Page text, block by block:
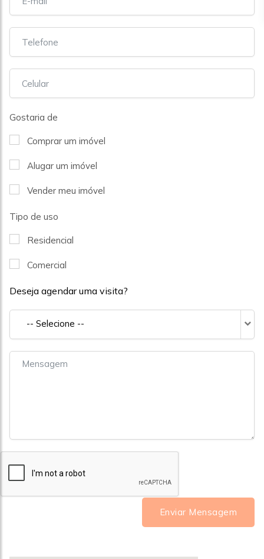
Gostaria de
Comprar um imóvel
Alugar um imóvel
Vender meu imóvel
Tipo de uso
Residencial
Comercial
Deseja agendar uma visita?
-- Selecione --
Enviar Mensagem